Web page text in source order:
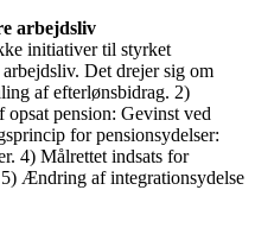
arbejdsliv
initiativer til styrket
Det drejer sig om
af efterlønsbidrag. 2)
pension: Gevinst ved
for pensionsydelser:
4) Målrettet indsats for
Ændring af integrationsydelse